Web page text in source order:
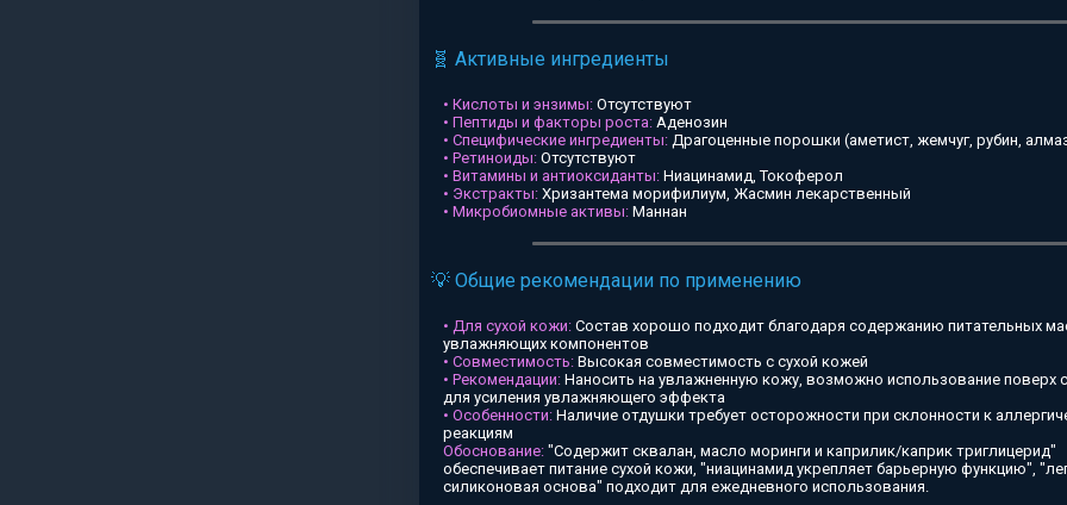
🧬 Активные ингредиенты
• Кислоты и энзимы: Отсутствуют
• Пептиды и факторы роста: Аденозин
• Специфические ингредиенты: Драгоценные порошки (аметист, жемчуг, рубин,
• Ретиноиды: Отсутствуют
• Витамины и антиоксиданты: Ниацинамид, Токоферол
• Экстракты: Хризантема морифилиум, Жасмин лекарственный
• Микробиомные активы: Маннан
💡 Общие рекомендации по применению
• Для сухой кожи: Состав хорошо подходит благодаря содержанию питательных
увлажняющих компонентов
• Совместимость: Высокая совместимость с сухой кожей
• Рекомендации: Наносить на увлажненную кожу, возможно использование поверх
для усиления увлажняющего эффекта
• Особенности: Наличие отдушки требует осторожности при склонности к
реакциям
Обоснование: "Содержит сквалан, масло моринги и каприлик/каприк триглицерид"
обеспечивает питание сухой кожи, "ниацинамид укрепляет барьерную функцию",
силиконовая основа" подходит для ежедневного использования.